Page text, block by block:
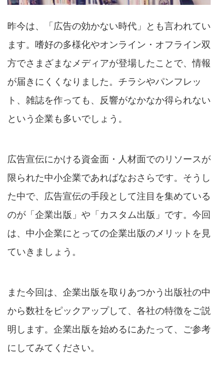
昨今は、「広告の効かない時代」とも言われてい
ます。嗜好の多様化やオンライン・オフライン双
方でさまざまなメディアが登場したことで、情報
が届きにくくなりました。チラシやパンフレッ
ト、雑誌を作っても、反響がなかなか得られない
という企業も多いでしょう。
広告宣伝にかける資金面・人材面でのリソースが
限られた中小企業であればなおさらです。そうし
た中で、広告宣伝の手段として注目を集めている
のが「企業出版」や「カスタム出版」です。今回
は、中小企業にとっての企業出版のメリットを見
ていきましょう。
また今回は、企業出版を取りあつかう出版社の中
から数社をピックアップして、各社の特徴をご説
明します。企業出版を始めるにあたって、ご参考
にしてみてください。